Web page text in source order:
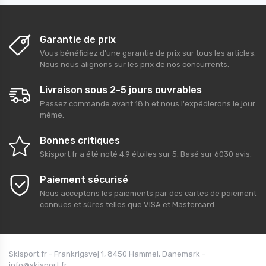
Garantie de prix
Vous bénéficiez d'une garantie de prix sur tous les articles.
Nous nous alignons sur les prix de nos concurrents.
Livraison sous 2-5 jours ouvrables
Passez commande avant 18 h et nous l'expédierons le jour
même.
Bonnes critiques
Skisport.fr a été noté 4,9 étoiles sur 5. Basé sur 6030 avis.
Paiement sécurisé
Nous acceptons les paiements par des cartes de paiement
connues et sûres telles que VISA et Mastercard.
Skisport.fr - Frankrigsvej 1, 8450 Hammel, Danemark -